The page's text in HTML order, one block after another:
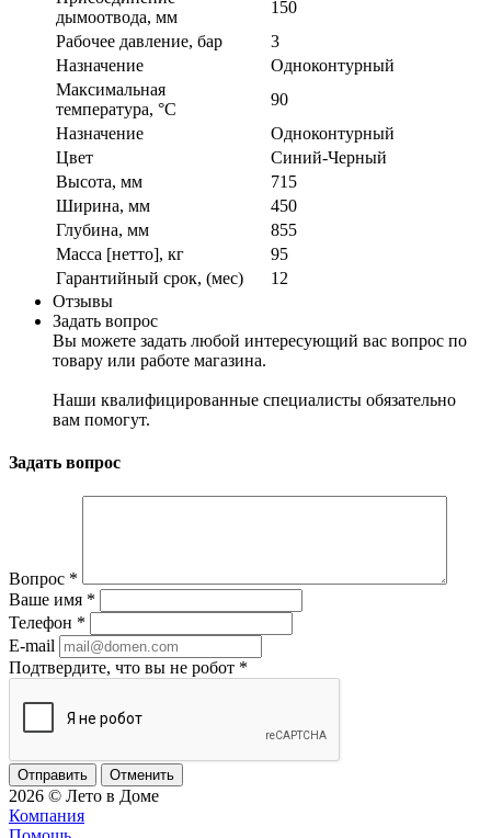
дымоотвода, мм
150
Рабочее давление, бар
3
Назначение
Одноконтурный
Максимальная
температура, °C
90
Назначение
Одноконтурный
Цвет
Синий-Черный
Высота, мм
715
Ширина, мм
450
Глубина, мм
855
Масса [нетто], кг
95
Гарантийный срок, (мес)
12
Отзывы
Задать вопрос
Вы можете задать любой интересующий вас вопрос по
товару или работе магазина.
Наши квалифицированные специалисты обязательно
вам помогут.
Задать вопрос
Вопрос *
Ваше имя *
Телефон *
E-mail
Подтвердите, что вы не робот *
Отменить
2026 © Лето в Доме
Компания